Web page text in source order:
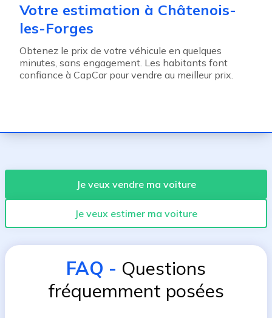
Votre estimation à Châtenois-
les-Forges
Obtenez le prix de votre véhicule en quelques
minutes, sans engagement. Les habitants font
confiance à CapCar pour vendre au meilleur prix.
Je veux vendre ma voiture
Je veux estimer ma voiture
FAQ - Questions
fréquemment posées